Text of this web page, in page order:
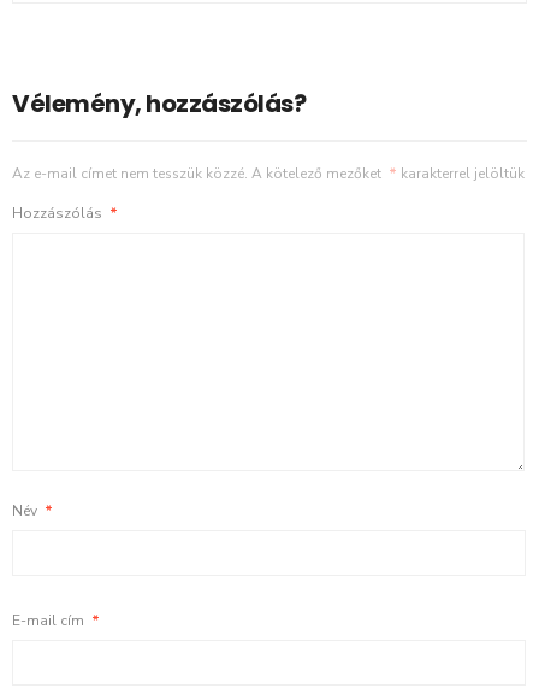
Vélemény, hozzászólás?
Az e-mail címet nem tesszük közzé. A kötelező mezőket * karakterrel jelöltük
Hozzászólás *
Név *
E-mail cím *